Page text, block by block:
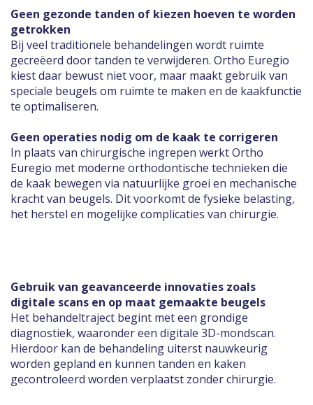
Geen gezonde tanden of kiezen hoeven te worden
getrokken
Bij veel traditionele behandelingen wordt ruimte
gecreëerd door tanden te verwijderen. Ortho Euregio
kiest daar bewust niet voor, maar maakt gebruik van
speciale beugels om ruimte te maken en de kaakfunctie
te optimaliseren.
Geen operaties nodig om de kaak te corrigeren
In plaats van chirurgische ingrepen werkt Ortho
Euregio met moderne orthodontische technieken die
de kaak bewegen via natuurlijke groei en mechanische
kracht van beugels. Dit voorkomt de fysieke belasting,
het herstel en mogelijke complicaties van chirurgie.
Gebruik van geavanceerde innovaties zoals
digitale scans en op maat gemaakte beugels
Het behandeltraject begint met een grondige
diagnostiek, waaronder een digitale 3D-mondscan.
Hierdoor kan de behandeling uiterst nauwkeurig
worden gepland en kunnen tanden en kaken
gecontroleerd worden verplaatst zonder chirurgie.